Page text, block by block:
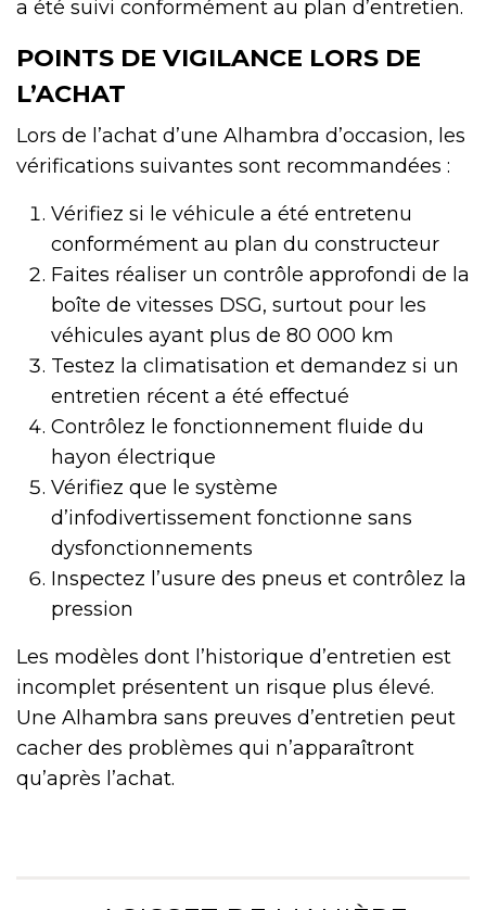
a été suivi conformément au plan d’entretien.
POINTS DE VIGILANCE LORS DE
L’ACHAT
Lors de l’achat d’une Alhambra d’occasion, les
vérifications suivantes sont recommandées :
Vérifiez si le véhicule a été entretenu
conformément au plan du constructeur
Faites réaliser un contrôle approfondi de la
boîte de vitesses DSG, surtout pour les
véhicules ayant plus de 80 000 km
Testez la climatisation et demandez si un
entretien récent a été effectué
Contrôlez le fonctionnement fluide du
hayon électrique
Vérifiez que le système
d’infodivertissement fonctionne sans
dysfonctionnements
Inspectez l’usure des pneus et contrôlez la
pression
Les modèles dont l’historique d’entretien est
incomplet présentent un risque plus élevé.
Une Alhambra sans preuves d’entretien peut
cacher des problèmes qui n’apparaîtront
qu’après l’achat.